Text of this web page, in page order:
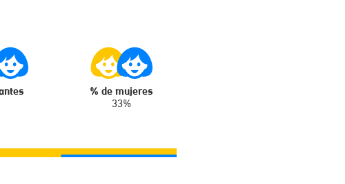
% de mujeres
33%